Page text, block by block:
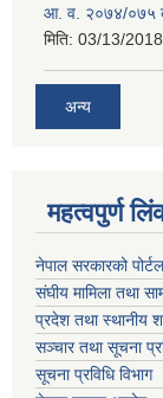
आ. व. २०७४/०७५
मिति: 03/13/
अन्य
महत्वपुर्ण
नेपाल सरकारको पोर्टल
संघीय मामिला तथा
प्रदेश तथा स्थानीय
सञ्चार तथा सूचना
सूचना प्रविधि विभाग